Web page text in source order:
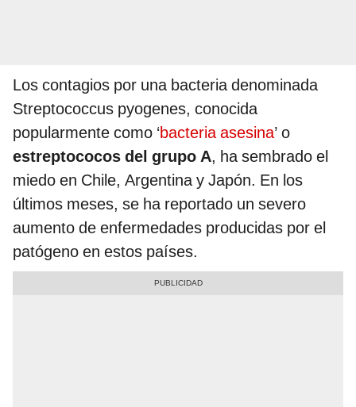
Los contagios por una bacteria denominada
Streptococcus pyogenes, conocida
popularmente como ‘bacteria asesina’ o
estreptococos del grupo A, ha sembrado el
miedo en Chile, Argentina y Japón. En los
últimos meses, se ha reportado un severo
aumento de enfermedades producidas por el
patógeno en estos países.